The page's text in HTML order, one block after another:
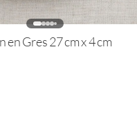
Gres 27 cm x 4 cm